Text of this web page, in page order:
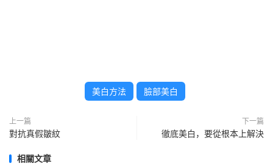
美白方法 臉部美白
上一篇
對抗真假皺紋
下一篇
徹底美白，要從根本上解決
相關文章